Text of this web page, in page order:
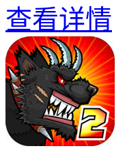
查看详情